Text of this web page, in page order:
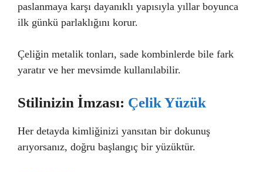
paslanmaya karşı dayanıklı yapısıyla yıllar boyunca
ilk günkü parlaklığını korur.
Çeliğin metalik tonları, sade kombinlerde bile fark
yaratır ve her mevsimde kullanılabilir.
Stilinizin İmzası: Çelik Yüzük
Her detayda kimliğinizi yansıtan bir dokunuş
arıyorsanız, doğru başlangıç bir yüzüktür.